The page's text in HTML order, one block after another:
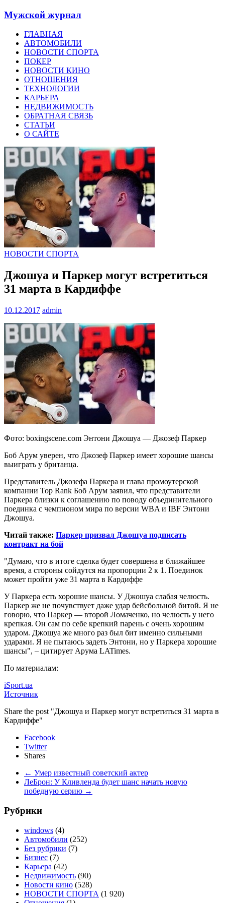
Мужской журнал
ГЛАВНАЯ
АВТОМОБИЛИ
НОВОСТИ СПОРТА
ПОКЕР
НОВОСТИ КИНО
ОТНОШЕНИЯ
ТЕХНОЛОГИИ
КАРЬЕРА
НЕДВИЖИМОСТЬ
ОБРАТНАЯ СВЯЗЬ
СТАТЬИ
О САЙТЕ
НОВОСТИ СПОРТА
Джошуа и Паркер могут встретиться
31 марта в Кардиффе
10.12.2017 admin
Фото: boxingscene.com Энтони Джошуа — Джозеф Паркер
Боб Арум уверен, что Джозеф Паркер имеет хорошие шансы
выиграть у британца.
Представитель Джозефа Паркера и глава промоутерской
компании Top Rank Боб Арум заявил, что представители
Паркера близки к соглашению по поводу объединительного
поединка с чемпионом мира по версии WBA и IBF Энтони
Джошуа.
Читай также: Паркер призвал Джошуа подписать
контракт на бой
"Думаю, что в итоге сделка будет совершена в ближайшее
время, а стороны сойдутся на пропорции 2 к 1. Поединок
может пройти уже 31 марта в Кардиффе
У Паркера есть хорошие шансы. У Джошуа слабая челюсть.
Паркер же не почувствует даже удар бейсбольной битой. Я не
говорю, что Паркер — второй Ломаченко, но челюсть у него
крепкая. Он сам по себе крепкий парень с очень хорошим
ударом. Джошуа же много раз был бит именно сильными
ударами. Я не пытаюсь задеть Энтони, но у Паркера хорошие
шансы", – цитирует Арума LATimes.
По материалам:
iSport.ua
Источник
Share the post "Джошуа и Паркер могут встретиться 31 марта в
Кардиффе"
Facebook
Twitter
Shares
← Умер известный советский актер
ЛеБрон: У Кливленда будет шанс начать новую
победную серию →
Рубрики
windows (4)
Автомобили (252)
Без рубрики (7)
Бизнес (7)
Карьера (42)
Недвижимость (90)
Новости кино (528)
НОВОСТИ СПОРТА (1 920)